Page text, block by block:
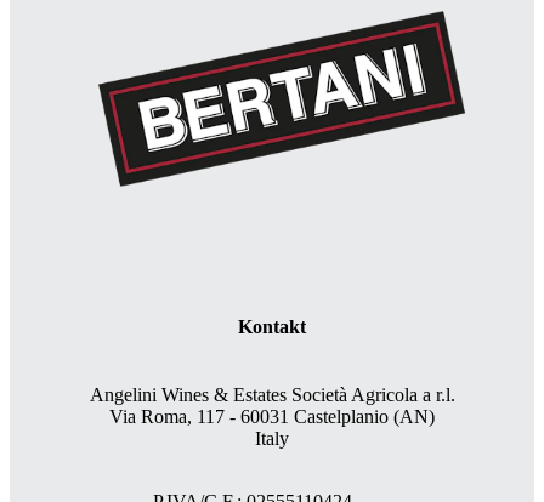
Kontakt
Angelini Wines & Estates Società Agricola a r.l.
Via Roma, 117 - 60031 Castelplanio (AN)
Italy